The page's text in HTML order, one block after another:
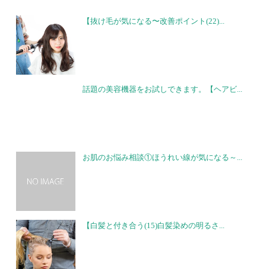
【抜け毛が気になる〜改善ポイント(22)...
話題の美容機器をお試しできます。【ヘアビ...
お肌のお悩み相談①ほうれい線が気になる～...
【白髪と付き合う(15)白髪染めの明るさ...